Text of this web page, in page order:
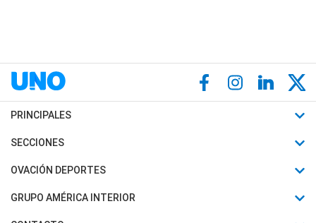
PRINCIPALES
Últimas Noticias
Política
SECCIONES
Horóscopo
Motores
OVACIÓN DEPORTES
Fútbol
Mundial
GRUPO AMÉRICA INTERIOR